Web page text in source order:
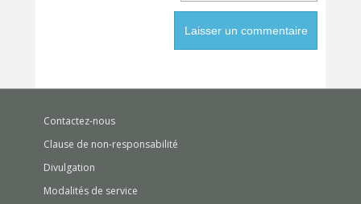
Contactez-nous
Clause de non-responsabilité
Divulgation
Modalités de service